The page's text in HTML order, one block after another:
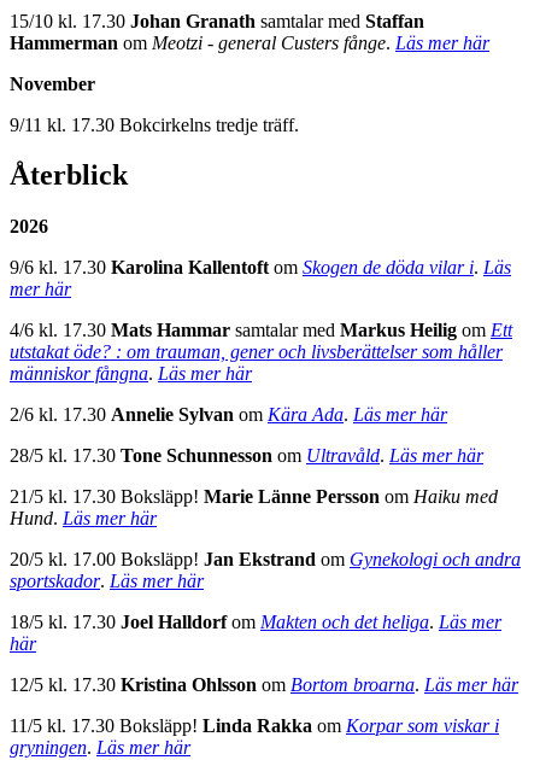
15/10 kl. 17.30 Johan Granath samtalar med Staffan
Hammerman om Meotzi - general Custers fånge. Läs mer här
November
9/11 kl. 17.30 Bokcirkelns tredje träff.
Återblick
2026
9/6 kl. 17.30 Karolina Kallentoft om Skogen de döda vilar i. Läs
mer här
4/6 kl. 17.30 Mats Hammar samtalar med Markus Heilig om Ett
utstakat öde? : om trauman, gener och livsberättelser som håller
människor fångna. Läs mer här
2/6 kl. 17.30 Annelie Sylvan om Kära Ada. Läs mer här
28/5 kl. 17.30 Tone Schunnesson om Ultravåld. Läs mer här
21/5 kl. 17.30 Boksläpp! Marie Länne Persson om Haiku med
Hund. Läs mer här
20/5 kl. 17.00 Boksläpp! Jan Ekstrand om Gynekologi och andra
sportskador. Läs mer här
18/5 kl. 17.30 Joel Halldorfom Makten och det heliga. Läs mer
här
12/5 kl. 17.30 Kristina Ohlsson om Bortom broarna. Läs mer här
11/5 kl. 17.30 Boksläpp! Linda Rakka om Korpar som viskar i
gryningen. Läs mer här